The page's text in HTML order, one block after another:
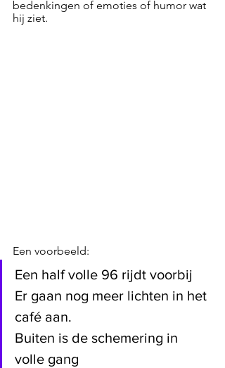
bedenkingen of emoties of humor wat
hij ziet.
Een voorbeeld:
Een half volle 96 rijdt voorbij
Er gaan nog meer lichten in het
café aan.
Buiten is de schemering in
volle gang